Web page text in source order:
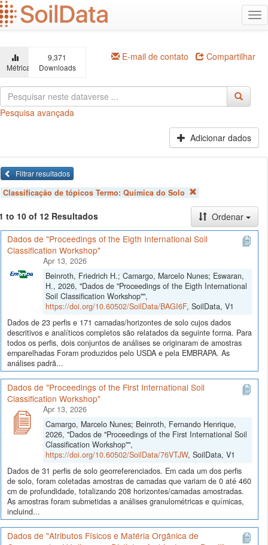
Ir
para
o
principal
Métricas
9,371
Downloads
E-mail de contato Compartilhar
Pesquisa avançada
Adicionar dados
Filtrar resultados
Classificação de tópicos Termo: Química do Solo
to 10 of 12 Resultados
Ordenar
Dados de "Proceedings of the Eigth International Soil
Classification Workshop"
Apr 13, 2026
Beinroth, Friedrich H.; Camargo, Marcelo Nunes; Eswaran,
H., 2026, "Dados de "Proceedings of the Eigth International
Soil Classification Workshop"",
https://doi.org/10.60502/SoilData/BAGI6F, SoilData, V1
Dados de 23 perfis e 171 camadas/horizontes de solo cujos dados
descritivos e analíticos completos são relatados da seguinte forma. Para
todos os perfis, dois conjuntos de análises se originaram de amostras
emparelhadas Foram produzidos pelo USDA e pela EMBRAPA. As
análises padrã...
Dados de "Proceedings of the First International Soil
Classification Workshop"
Apr 13, 2026
Camargo, Marcelo Nunes; Beinroth, Fernando Henrique,
2026, "Dados de "Proceedings of the First International Soil
Classification Workshop"",
https://doi.org/10.60502/SoilData/76VTJW, SoilData, V1
Dados de 31 perfis de solo georreferenciados. Em cada um dos perfis
de solo, foram coletadas amostras de camadas que variam de 0 até 460
cm de profundidade, totalizando 208 horizontes/camadas amostradas.
As amostras foram submetidas a análises granulométricas e químicas,
incluind...
Dados de "Atributos Físicos e Matéria Orgânica de